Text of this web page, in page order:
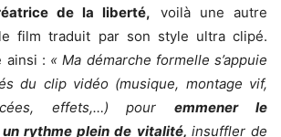
de la liberté, voilà une autre
film traduit par son style ultra clipé.
ainsi : « Ma démarche formelle s’appuie
du clip vidéo (musique, montage vif,
effets,…) pouremmener le
rythme plein de vitalité, insuffler de